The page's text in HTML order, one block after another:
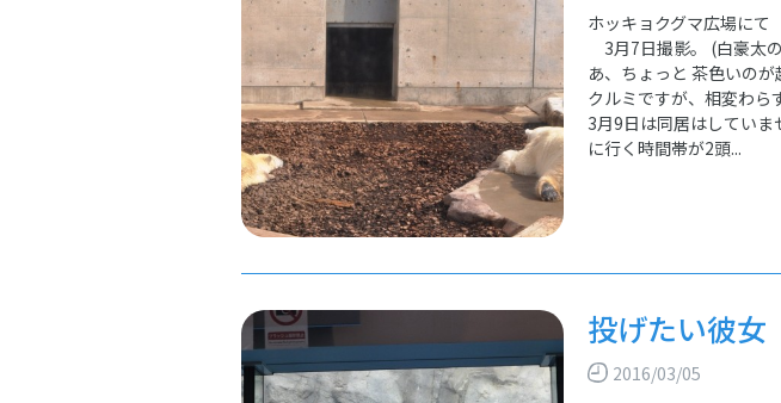
ホッキョクグマ広場に
3月7日撮影。 (白豪
あ、ちょっと 茶色いの
クルミですが、相変わら
3月9日は同居はしてい
に行く時間帯が2頭...
投げたい彼女
2016/03/05